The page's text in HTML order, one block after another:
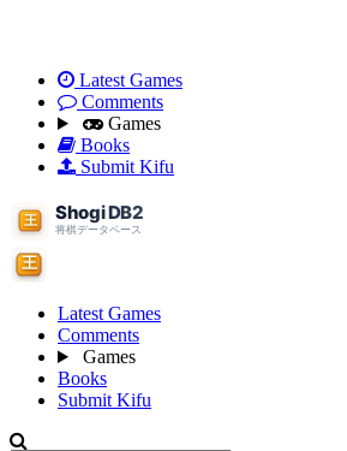
Latest Games
Comments
Games
Books
Submit Kifu
Latest Games
Comments
Games
Books
Submit Kifu